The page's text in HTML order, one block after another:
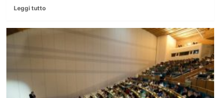
Leggi tutto